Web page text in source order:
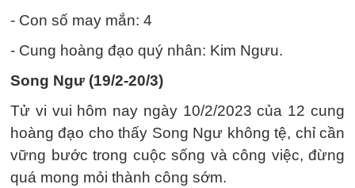
- Con số may mắn: 4
- Cung hoàng đạo quý nhân: Kim Ngưu.
Song Ngư (19/2-20/3)
Tử vi vui hôm nay ngày 10/2/2023 của 12 cung
hoàng đạo cho thấy Song Ngư không tệ, chỉ cần
vững bước trong cuộc sống và công việc, đừng
quá mong mỏi thành công sớm.